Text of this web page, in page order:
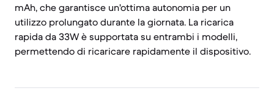
mAh, che garantisce un'ottima autonomia per un
utilizzo prolungato durante la giornata. La ricarica
rapida da 33W è supportata su entrambi i modelli,
permettendo di ricaricare rapidamente il dispositivo.